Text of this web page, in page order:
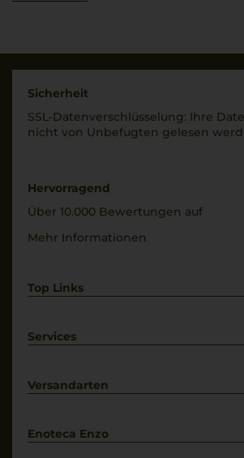
Rebsorten
100% Sangiovese
Trinktemperatur
18 °C
14 % Vol.
Land
Italien
0,75 L
Sicherheit
SSL-Daten­verschlüs­selung: Ihre
nicht von Unbe­fugten gelesen
Hervorragend
Über 10.000 Bewertungen auf
Mehr Informationen
Top Links
Weißwein
Services
Kontakt
Versandarten
Enoteca Enzo